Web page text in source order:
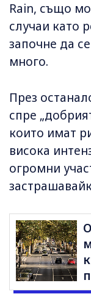
Rain, също
случаи като
започне да
много.
През
спре
които имат
висока
огромни